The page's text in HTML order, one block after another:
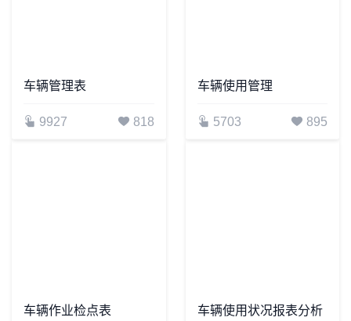
车辆管理表
9927 818
车辆使用管理
5703 895
车辆作业检点表 车辆使用状况报表分析